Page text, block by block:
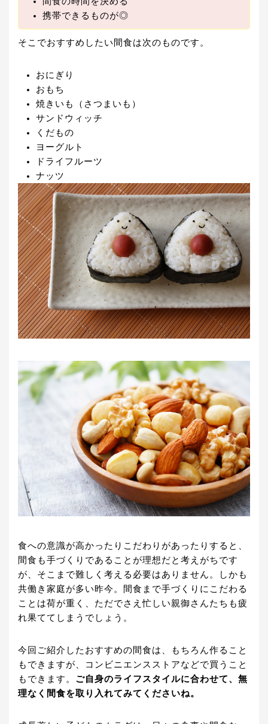
携帯できるものが◎
そこでおすすめしたい間食は次のものです。
おにぎり
おもち
焼きいも（さつまいも）
サンドウィッチ
くだもの
ヨーグルト
ドライフルーツ
ナッツ
食への意識が高かったりこだわりがあったりすると、
間食も手づくりであることが理想だと考えがちです
が、そこまで難しく考える必要はありません。しかも
共働き家庭が多い昨今。間食まで手づくりにこだわる
ことは荷が重く、ただでさえ忙しい親御さんたちも疲
れ果ててしまうでしょう。
今回ご紹介したおすすめの間食は、もちろん作ること
もできますが、コンビニエンスストアなどで買うこと
もできます。 ご自身のライフスタイルに合わせて、無
理なく間食を取り入れてみてくださいね。